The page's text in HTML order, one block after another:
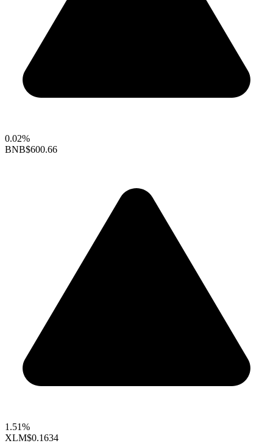
0.02%
BNB$600.66
1.51%
XLM$0.1634